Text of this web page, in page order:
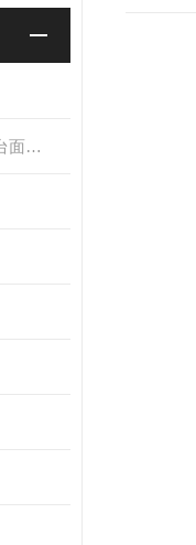
304不锈钢防水电子地磅超低台面带斜坡